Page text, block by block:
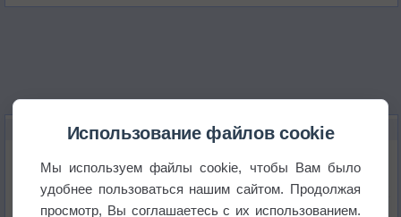
НОВОЕ О ПОГОДЕ
Атмосфера начала замерзать
Использование файлов cookie
Мы используем файлы cookie, чтобы Вам было
удобнее пользоваться нашим сайтом. Продолжая
просмотр, Вы соглашаетесь с их использованием.